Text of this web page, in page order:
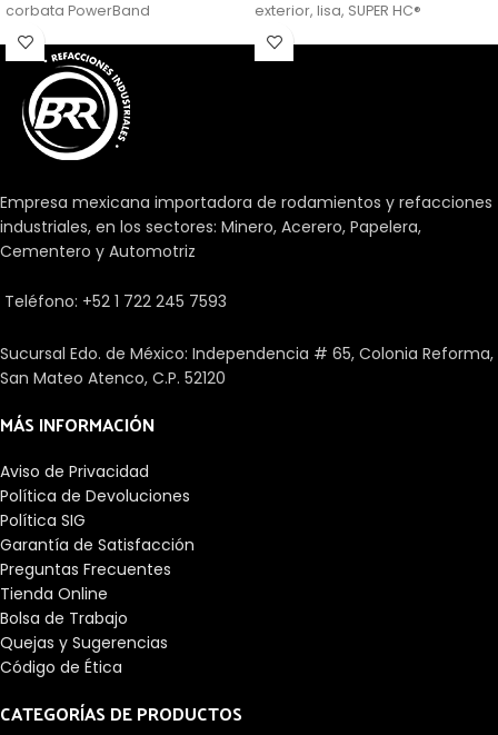
corbata PowerBand
exterior, lisa, SUPER HC®
Empresa mexicana importadora de rodamientos y refacciones
industriales, en los sectores: Minero, Acerero, Papelera,
Cementero y Automotriz
Teléfono: +52 1 722 245 7593
Sucursal Edo. de México: Independencia # 65, Colonia Reforma,
San Mateo Atenco, C.P. 52120
MÁS INFORMACIÓN
Aviso de Privacidad
Política de Devoluciones
Política SIG
Garantía de Satisfacción
Preguntas Frecuentes
Tienda Online
Bolsa de Trabajo
Quejas y Sugerencias
Código de Ética
CATEGORÍAS DE PRODUCTOS